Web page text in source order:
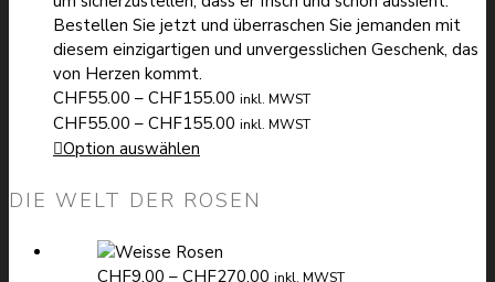
Bestellen Sie jetzt und überraschen Sie jemanden mit
diesem einzigartigen und unvergesslichen Geschenk, das
von Herzen kommt.
CHF55.00 – CHF155.00 Preisspanne:
CHF55.00
inkl. MWST
CHF55.00 – CHF155.00 Preisspanne:
CHF155.00
inkl. MWST
Option auswählen
DIE WELT DER ROSEN
CHF9.00 – CHF270.00 Preisspanne:
inkl. MWST